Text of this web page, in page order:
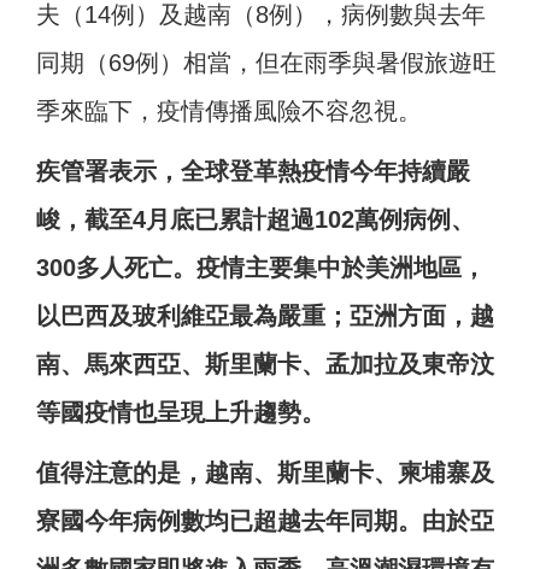
夫（14例）及越南（8例），病例數與去年
同期（69例）相當，但在雨季與暑假旅遊旺
季來臨下，疫情傳播風險不容忽視。
疾管署表示，全球登革熱疫情今年持續嚴
峻，截至4月底已累計超過102萬例病例、
300多人死亡。疫情主要集中於美洲地區，
以巴西及玻利維亞最為嚴重；亞洲方面，越
南、馬來西亞、斯里蘭卡、孟加拉及東帝汶
等國疫情也呈現上升趨勢。
值得注意的是，越南、斯里蘭卡、柬埔寨及
寮國今年病例數均已超越去年同期。由於亞